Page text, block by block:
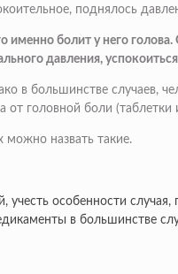
поднялось
именно болит у него
давления,
в большинстве случаев,
от головной боли
назвать такие.
особенности
в большинстве